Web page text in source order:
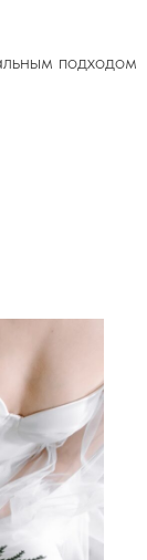
подходом